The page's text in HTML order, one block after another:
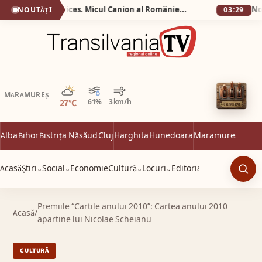
NOUTĂȚI Silva Logistic Services. Micul Canion al României, o rezervație geologică, un spectacol vizual unde timpul și apa au lucrat împreună, sculptând în carnea pământului forme de o frumusețe stranie. 03:29
MARAMUREȘ
27°C 61% 3 km/h
Parțial noros
AlbaBihorBistrița NăsăudClujHarghitaHunedoaraMaramureș
AcasăȘtiri ⌄Social ⌄ EconomieCultură ⌄ Locuri ⌄ Editorial
Acasă/
Premiile “Cartile anului 2010”: Cartea anului 2010
apartine lui Nicolae Scheianu
CULTURĂ